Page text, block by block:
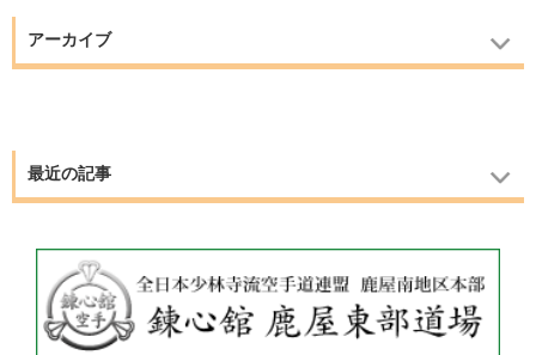
アーカイブ
最近の記事